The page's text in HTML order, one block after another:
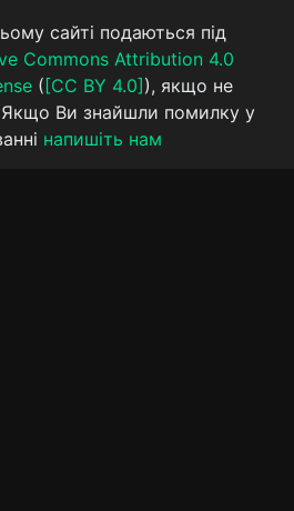
сайті подаються під
Commons Attribution 4.0
( [CC BY 4.0] ), якщо не
Якщо Ви знайшли помилку у
напишіть нам